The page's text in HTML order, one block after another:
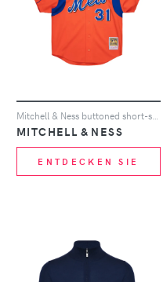
MITCHELL & NESS
ENTDECKEN SIE